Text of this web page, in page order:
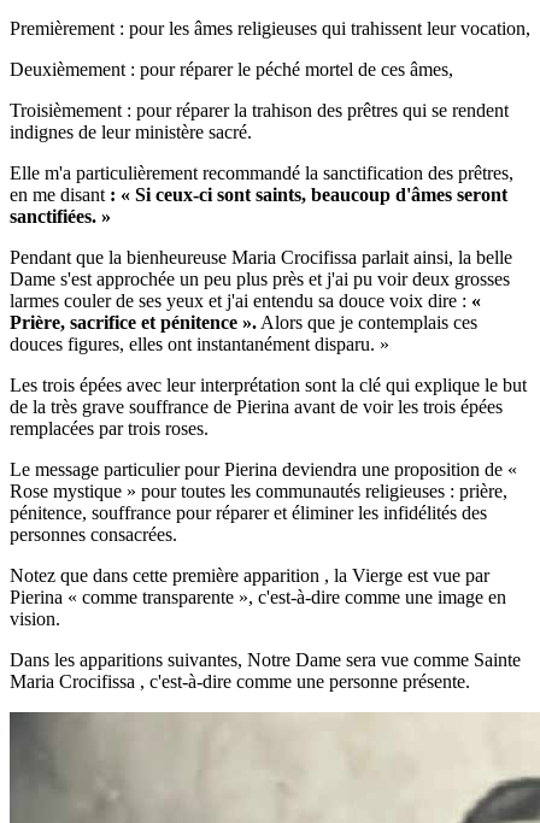
Premièrement : pour les âmes religieuses qui trahissent leur vocation,
Deuxièmement : pour réparer le péché mortel de ces âmes,
Troisièmement : pour réparer la trahison des prêtres qui se rendent
indignes de leur ministère sacré.
Elle m'a particulièrement recommandé la sanctification des prêtres,
en me disant : « Si ceux-ci sont saints, beaucoup d'âmes seront
sanctifiées. »
Pendant que la bienheureuse Maria Crocifissa parlait ainsi, la belle
Dame s'est approchée un peu plus près et j'ai pu voir deux grosses
larmes couler de ses yeux et j'ai entendu sa douce voix dire : «
Prière, sacrifice et pénitence ».Alors que je contemplais ces
douces figures, elles ont instantanément disparu. »
Les trois épées avec leur interprétation sont la clé qui explique le but
de la très grave souffrance de Pierina avant de voir les trois épées
remplacées par trois roses.
Le message particulier pour Pierina deviendra une proposition de «
Rose mystique » pour toutes les communautés religieuses : prière,
pénitence, souffrance pour réparer et éliminer les infidélités des
personnes consacrées.
Notez que dans cette première apparition , la Vierge est vue par
Pierina « comme transparente », c'est-à-dire comme une image en
vision.
Dans les apparitions suivantes, Notre Dame sera vue comme Sainte
Maria Crocifissa , c'est-à-dire comme une personne présente.